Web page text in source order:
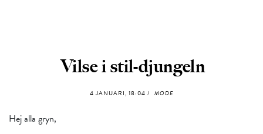
Vilse i stil-djungeln
4 JANUARI, 18:04 / MODE
Hej alla gryn,